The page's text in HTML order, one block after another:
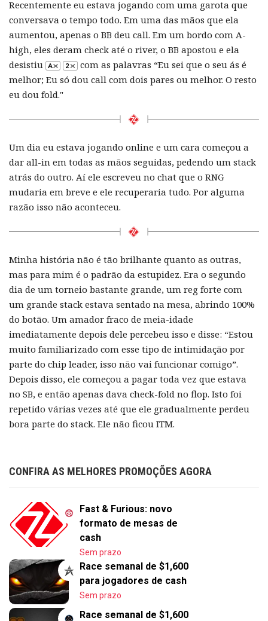
Recentemente eu estava jogando com uma garota que
conversava o tempo todo. Em uma das mãos que ela
aumentou, apenas o BB deu call. Em um bordo com A-
high, eles deram check até o river, o BB apostou e ela
desistiu
com as palavras “Eu sei que o seu ás é
melhor; Eu só dou call com dois pares ou melhor. O resto
eu dou fold."
Um dia eu estava jogando online e um cara começou a
dar all-in em todas as mãos seguidas, pedendo um stack
atrás do outro. Aí ele escreveu no chat que o RNG
mudaria em breve e ele recuperaria tudo. Por alguma
razão isso não aconteceu.
Minha história não é tão brilhante quanto as outras,
mas para mim é o padrão da estupidez. Era o segundo
dia de um torneio bastante grande, um reg forte com
um grande stack estava sentado na mesa, abrindo 100%
do botão. Um amador fraco de meia-idade
imediatamente depois dele percebeu isso e disse: “Estou
muito familiarizado com esse tipo de intimidação por
parte do chip leader, isso não vai funcionar comigo”.
Depois disso, ele começou a pagar toda vez que estava
no SB, e então apenas dava check-fold no flop. Isto foi
repetido várias vezes até que ele gradualmente perdeu
bora parte do stack. Ele não ficou ITM.
CONFIRA AS MELHORES PROMOÇÕES AGORA
Fast & Furious: novo
formato de mesas de
cash
Sem prazo
Race semanal de $1,600
para jogadores de cash
Sem prazo
Race semanal de $1,600